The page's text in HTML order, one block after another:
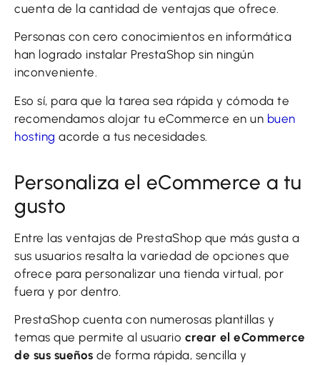
cuenta de la cantidad de ventajas que ofrece.
Personas con cero conocimientos en informática
han logrado instalar PrestaShop sin ningún
inconveniente.
Eso sí, para que la tarea sea rápida y cómoda te
recomendamos alojar tu eCommerce en un buen
hosting acorde a tus necesidades.
Personaliza el eCommerce a tu
gusto
Entre las ventajas de PrestaShop que más gusta a
sus usuarios resalta la variedad de opciones que
ofrece para personalizar una tienda virtual, por
fuera y por dentro.
PrestaShop cuenta con numerosas plantillas y
temas que permite al usuario crear el eCommerce
de sus sueños de forma rápida, sencilla y